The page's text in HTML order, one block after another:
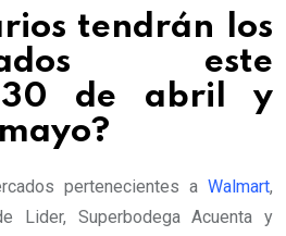
tendrán los
este
30 de abril y
pertenecientes a Walmart,
Lider, Superbodega Acuenta y